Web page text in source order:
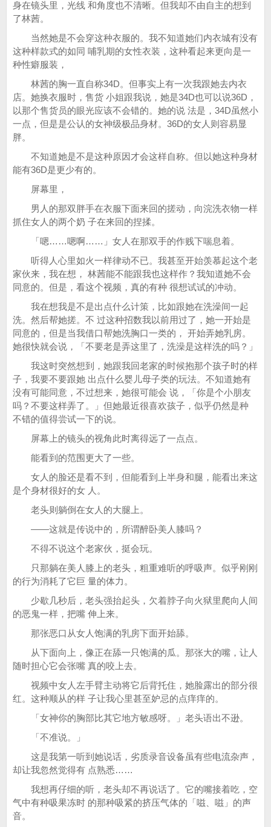
身在镜头里，光线 和角度也不清晰。但我却不由自主的想到
了林茜。
当然她是不会穿这种衣服的。我不知道她们内衣城有没有
这种样款式的如同 哺乳期的女性衣装，这种看起来更向是一
种性癖服装，
林茜的胸一直自称34D。但事实上有一次我跟她去内衣
店。她换衣服时，售货 小姐跟我说，她是34D也可以说36D，
以那个售货员的眼光应该不会错的。她的说 法是，34D虽然小
一点，但是是公认的女神级极品身材。36D的女人则容易显
胖。
不知道她是不是这种原因才会这样自称。但以她这种身材
能有36D是更少有的。
屏幕里，
男人的那双胖手在衣服下面来回的搓动，向浣洗衣物一样
抓住女人的两个奶 子在来回的捏揉。
「嗯……嗯啊……」女人在那双手的作贱下喘息着。
听得人心里如火一样律动不已。我甚至开始羡慕起这个老
家伙来，我在想， 林茜能不能跟我也这样作？我知道她不会
同意的。但是，看这个视频，真的有种 很想试试的冲动。
我在想我是不是出点什么计策，比如跟她在洗澡间一起
洗。然后帮她搓。不 过这种招数我以前用过了，她一开始是
同意的，但是当我借口帮她洗胸口一类的， 开始弄她乳房。
她很快就会说，「不要老是弄这里了，洗澡是这样洗的吗？」
我这时突然想到，她跟我回老家的时候抱那个孩子时的样
子，我要不要跟她 出点什么婴儿母子类的玩法。不知道她有
没有可能同意，不过想来，她很可能会 说，「你是个小朋友
吗？不要这样弄了。」但她最近很喜欢孩子，似乎仍然是种
不错的值得尝试一下的说。
屏幕上的镜头的视角此时离得远了一点点。
能看到的范围更大了一些。
女人的脸还是看不到，但能看到上半身和腿，能看出来这
是个身材很好的女 人。
老头则躺倒在女人的大腿上。
——这就是传说中的，所谓醉卧美人膝吗？
不得不说这个老家伙，挺会玩。
只那躺在美人膝上的老头，粗重难听的呼吸声。似乎刚刚
的行为消耗了它巨 量的体力。
少歇几秒后，老头强抬起头，欠着脖子向火狱里爬向人间
的恶鬼一样，把嘴 伸上来。
那张恶口从女人饱满的乳房下面开始舔。
从下面向上，像正在舔一只饱满的瓜。那张大的嘴，让人
随时担心它会张嘴 真的咬上去。
视频中女人左手臂主动将它后背托住，她脸露出的部分很
红。这种顺从的样 子让我心里甚至妒忌的点痒痒的。
「女神你的胸部比其它地方敏感呀。」老头语出不逊。
「不准说。」
这是我第一听到她说话，劣质录音设备虽有些电流杂声，
却让我忽然觉得有 点熟悉……
我想再仔细的听，老头却不再说话了。它的嘴接着吃，空
气中有种吸果冻时 的那种吸紧的挤压气体的「嗞、嗞」的声
音。